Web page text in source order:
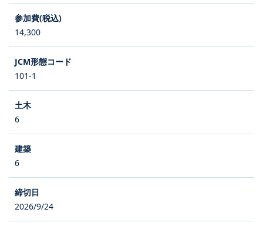
14,300
101-1
6
6
2026/9/24